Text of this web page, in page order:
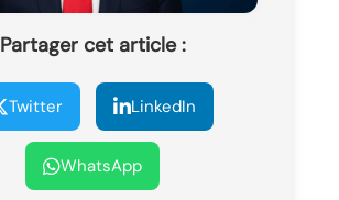
Partager cet article :
Twitter LinkedIn
WhatsApp